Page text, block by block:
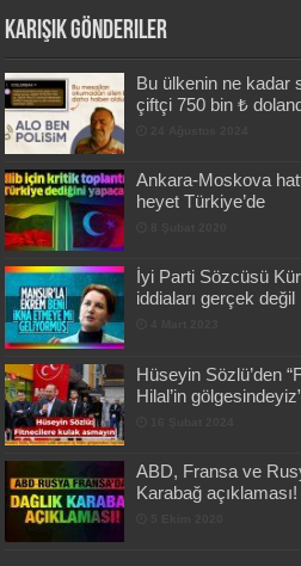
Karışık Gönderiler
Bu ülkenin ne kadar
çiftçi 750 bin ₺
Ankara-Moskova
heyet Türkiye’de
İyi Parti Sözcüsü
iddiaları gerçek değil
Hüseyin Sözlü’den
Hilal’in
ABD, Fransa ve
Karabağ açıklaması!